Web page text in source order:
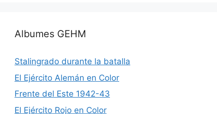
Albumes GEHM
Stalingrado durante la batalla
El Ejército Alemán en Color
Frente del Este 1942-43
El Ejército Rojo en Color